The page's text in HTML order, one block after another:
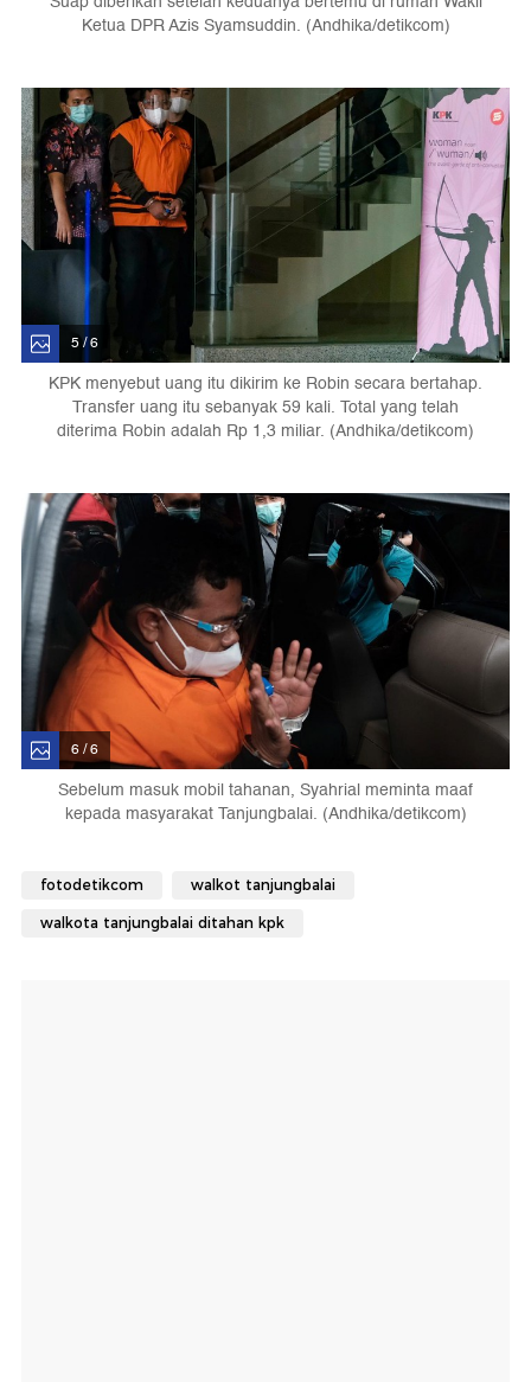
Ketua DPR Azis Syamsuddin. (Andhika/detikcom)
5 / 6
KPK menyebut uang itu dikirim ke Robin secara bertahap.
Transfer uang itu sebanyak 59 kali. Total yang telah
diterima Robin adalah Rp 1,3 miliar. (Andhika/detikcom)
6 / 6
Sebelum masuk mobil tahanan, Syahrial meminta maaf
kepada masyarakat Tanjungbalai. (Andhika/detikcom)
fotodetikcom walkot tanjungbalai
walkota tanjungbalai ditahan kpk